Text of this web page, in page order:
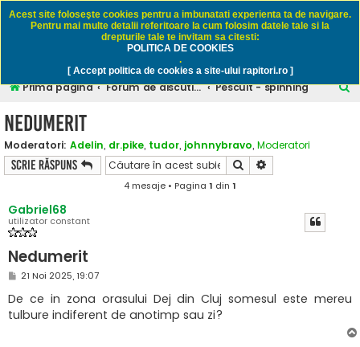
Rapitori.ro - Pescuit sportiv
Prima pagină Forum de discutii despre pescuitul rapitorilor Pescuit - spinning
C
Nedumerit
Moderatori: Adelin, dr.pike, tudor, johnnybravo, Moderatori
Scrie răspuns Căutare
4 mesaje • Pagina 1 din 1
Gabriel68
utilizator constant
Nedumerit
M
s
a
j
21 Noi 2025, 19:07
De ce in zona orasului Dej din Cluj somesul este mereu
tulbure indiferent de anotimp sau zi?
Acest site foloseşte cookies pentru a imbunatati experienta ta de navigare.
Pentru mai multe detalii referitoare la cum folosim datele tale si la
drepturile tale te invitam sa citesti:
POLITICA DE COOKIES
.
[ Accept politica de cookies a site-ului rapitori.ro ]